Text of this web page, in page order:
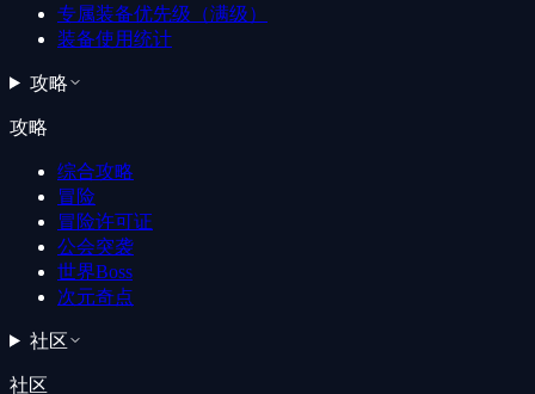
专属装备优先级（满级）
装备使用统计
攻略
攻略
综合攻略
冒险
冒险许可证
公会突袭
世界Boss
次元奇点
社区
社区